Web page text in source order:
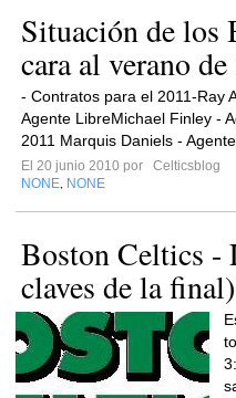
Situación de los
cara al verano
- Contratos para el 2011-Ray
Agente LibreMichael Finley -
2011 Marquis Daniels -
El 20 junio 2010 por
Celticsblog
NONE NONE
Boston Celtics -
claves de la final)